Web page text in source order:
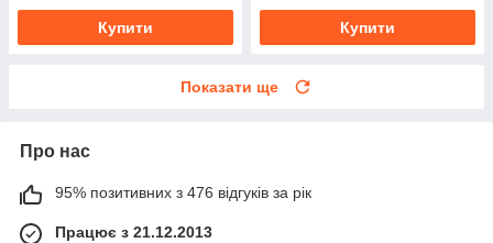
Купити Купити
Показати ще
Про нас
95% позитивних з 476 відгуків за рік
Працює з 21.12.2013